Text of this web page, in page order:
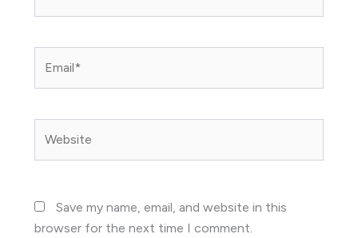
Save my name, email, and website in this
browser for the next time I comment.